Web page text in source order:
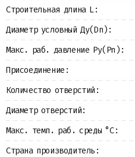
Строительная длина L:
Диаметр условный Ду(Dn):
Макс. раб. давление Ру(Pn):
Присоединение:
Количество отверстий:
Диаметр отверстий:
Макс. темп. раб. среды °С:
Страна производитель: